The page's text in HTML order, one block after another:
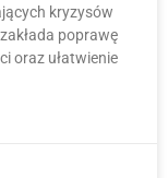
kryzysów
poprawę
oraz ułatwienie